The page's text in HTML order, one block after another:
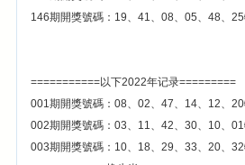
146期開獎號碼：19、41、08、05、48、
===========以下2022年记录=========
001期開獎號碼：08、02、47、14、12、
002期開獎號碼：03、11、42、30、10、
003期開獎號碼：10、18、29、33、20、